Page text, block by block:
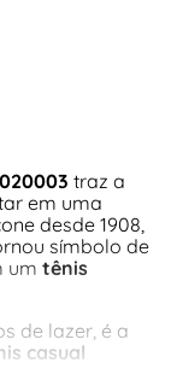
traz a
em uma
desde 1908,
símbolo de
um tênis
de lazer, é a
casual